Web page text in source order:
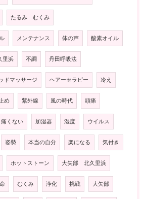
たるみ むくみ
メンテナンス 体の声 酸素オイル
里浜 不調 丹田呼吸法
ドマッサージ ヘアーセラピー 冷え
め 紫外線 風の時代 頭痛
痛くない 加湿器 湿度 ウイルス
姿勢 本当の自分 楽になる 気付き
ホットストーン 大矢部 北久里浜
むくみ 浄化 挑戦 大矢部